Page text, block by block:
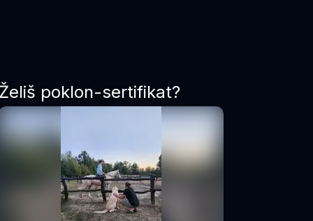
poklon-sertifikat?